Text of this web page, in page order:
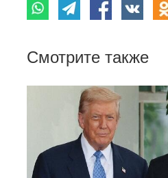
Смотрите также